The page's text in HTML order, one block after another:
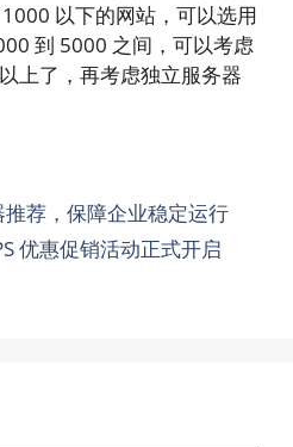
以下的网站，可以选用
到 5000 之间，可以考虑
上了，再考虑独立服务器
荐，保障企业稳定运行
优惠促销活动正式开启